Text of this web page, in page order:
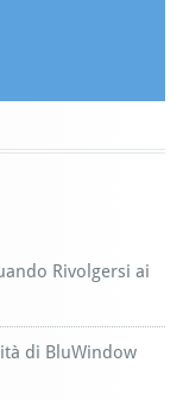
Rivolgersi ai
di BluWindow